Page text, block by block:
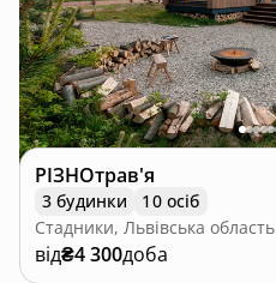
РІЗНОтрав'я
3 будинки
10 осіб
Стадники, Львівська область
від₴4 300доба